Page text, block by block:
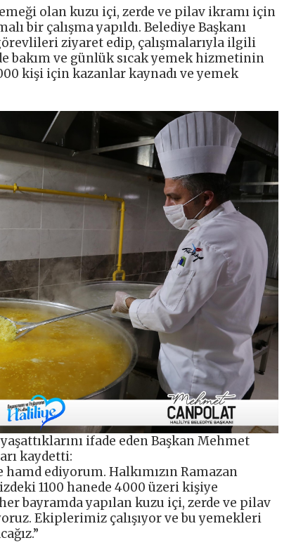
olan kuzu içi, zerde ve pilav ikramı için
bir çalışma yapıldı. Belediye Başkanı
ziyaret edip, çalışmalarıyla ilgili
bakım ve günlük sıcak yemek hizmetinin
kişi için kazanlar kaynadı ve yemek
ifade eden Başkan Mehmet
kaydetti:
ediyorum. Halkımızın Ramazan
1100 hanede 4000 üzeri kişiye
bayramda yapılan kuzu içi, zerde ve pilav
Ekiplerimiz çalışıyor ve bu yemekleri